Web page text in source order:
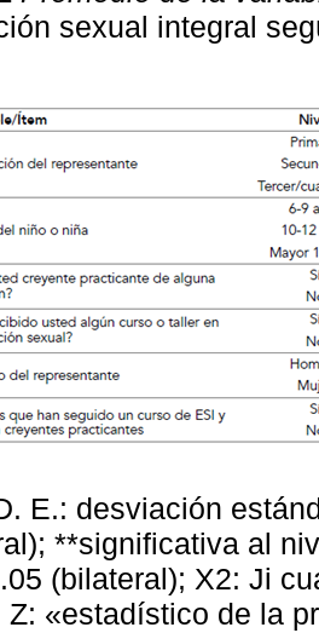
sexual integral
E.: desviación
**significativa al
(bilateral); X2: Ji
Z: «estadístico de la